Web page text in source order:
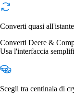
Converti quasi all'istante
Converti Deere &
Usa l'interfaccia
Scegli tra centinaia di